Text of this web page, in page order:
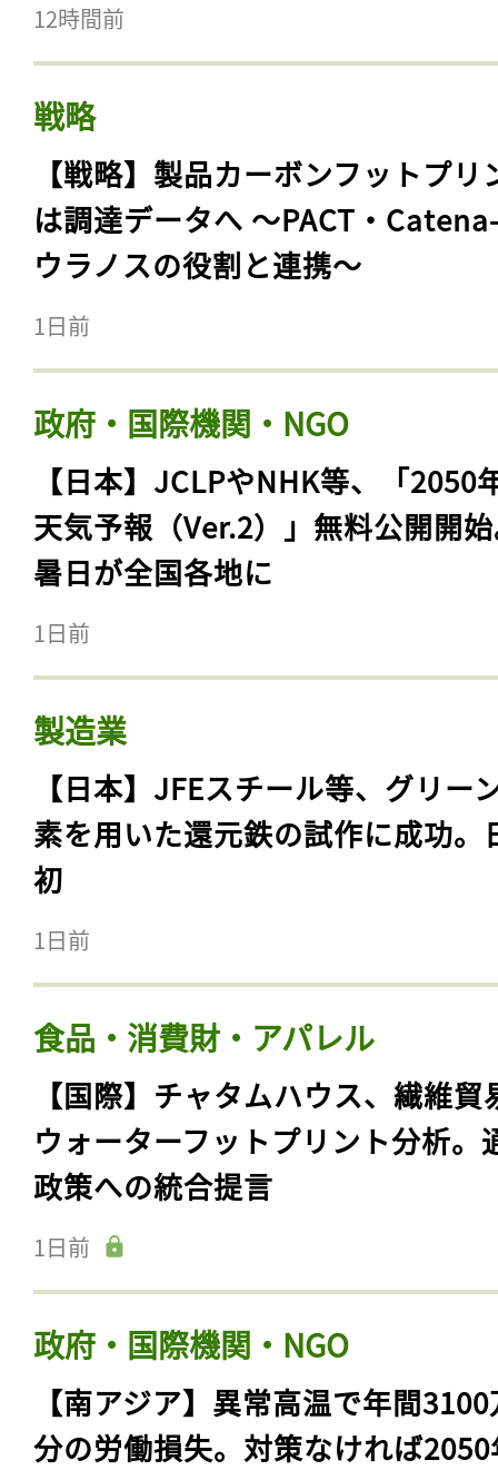
12時間前
戦略
【戦略】製品カーボンフットプリ
は調達データへ 〜PACT・
ウラノスの役割と連携〜
1日前
政府・国際機関・NGO
【日本】JCLPやNHK等、「2050
天気予報（Ver.2）」無料公開開
暑日が全国各地に
1日前
製造業
【日本】JFEスチール等、グリー
素を用いた還元鉄の試作に成功。
初
1日前
食品・消費財・アパレル
【国際】チャタムハウス、繊維貿
ウォーターフットプリント分析。
政策への統合提言
1日前
政府・国際機関・NGO
【南アジア】異常高温で年間
分の労働損失。対策なければ